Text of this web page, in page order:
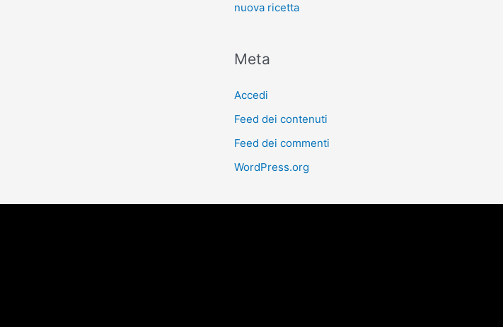
nuova ricetta
Meta
Accedi
Feed dei contenuti
Feed dei commenti
WordPress.org